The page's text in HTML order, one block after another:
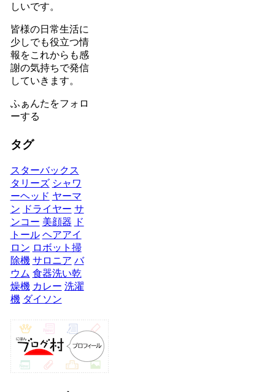
しいです。
皆様の日常生活に
少しでも役立つ情
報をこれからも感
謝の気持ちで発信
していきます。
ふぁんたをフォロ
ーする
タグ
スターバックス
タリーズ シャワ
ーヘッド ヤーマ
ン ドライヤー サ
ンコー 美顔器 ド
トール ヘアアイ
ロン ロボット掃
除機 サロニア バ
ウム 食器洗い乾
燥機 カレー 洗濯
機 ダイソン